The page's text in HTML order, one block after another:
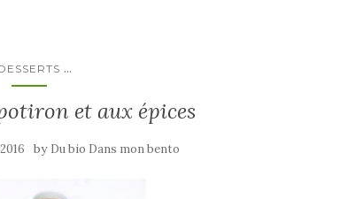
...
et aux épices
by Du bio Dans mon bento